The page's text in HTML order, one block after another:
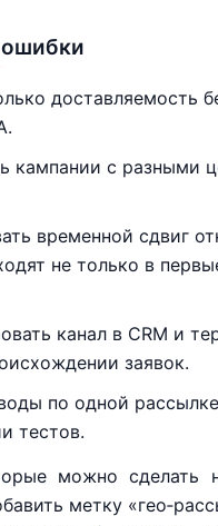
доставляемость
кампании с разными
временной сдвиг
не только в
канал в CRM и
заявок.
по одной рассылке
тестов.
можно сделать
метку